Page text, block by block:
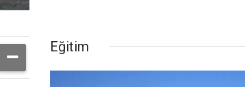
Eğitim